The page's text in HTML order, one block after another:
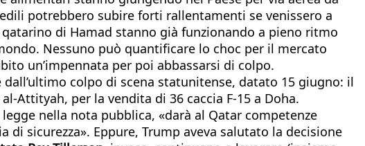
potrebbero subire forti rallentamenti se venissero a
di Hamad stanno già funzionando a pieno ritmo
Nessuno può quantificare lo choc per il mercato
un’impennata per poi abbassarsi di colpo.
colpo di scena statunitense, datato 15 giugno: il
Attityah, per la vendita di 36 caccia F-15 a Doha.
nella nota pubblica, «darà al Qatar competenze
sicurezza». Eppure, Trump aveva salutato la decisione